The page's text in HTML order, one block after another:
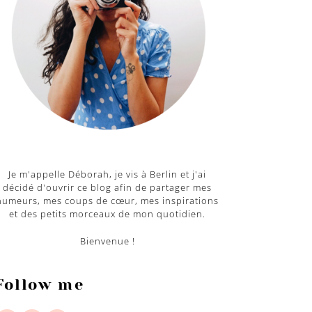
Je m'appelle Déborah, je vis à Berlin et j'ai
décidé d'ouvrir ce blog afin de partager mes
mes coups de cœur, mes inspirations
et des petits morceaux de mon quotidien.
Bienvenue !
me